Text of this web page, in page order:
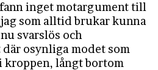
inget motargument till
som alltid brukar kunna
svarslös och
osynliga modet som
kroppen, långt bortom